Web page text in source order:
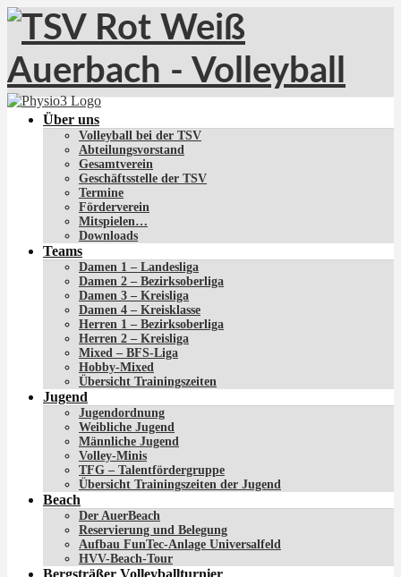
Über uns
Volleyball bei der TSV
Abteilungsvorstand
Gesamtverein
Geschäftsstelle der TSV
Termine
Förderverein
Mitspielen…
Downloads
Teams
Damen 1 – Landesliga
Damen 2 – Bezirksoberliga
Damen 3 – Kreisliga
Damen 4 – Kreisklasse
Herren 1 – Bezirksoberliga
Herren 2 – Kreisliga
Mixed – BFS-Liga
Hobby-Mixed
Übersicht Trainingszeiten
Jugend
Jugendordnung
Weibliche Jugend
Männliche Jugend
Volley-Minis
TFG – Talentfördergruppe
Übersicht Trainingszeiten der Jugend
Beach
Der AuerBeach
Reservierung und Belegung
Aufbau FunTec-Anlage Universalfeld
HVV-Beach-Tour
Bergsträßer Volleyballturnier